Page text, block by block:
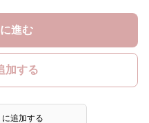
進む
加する
追加する